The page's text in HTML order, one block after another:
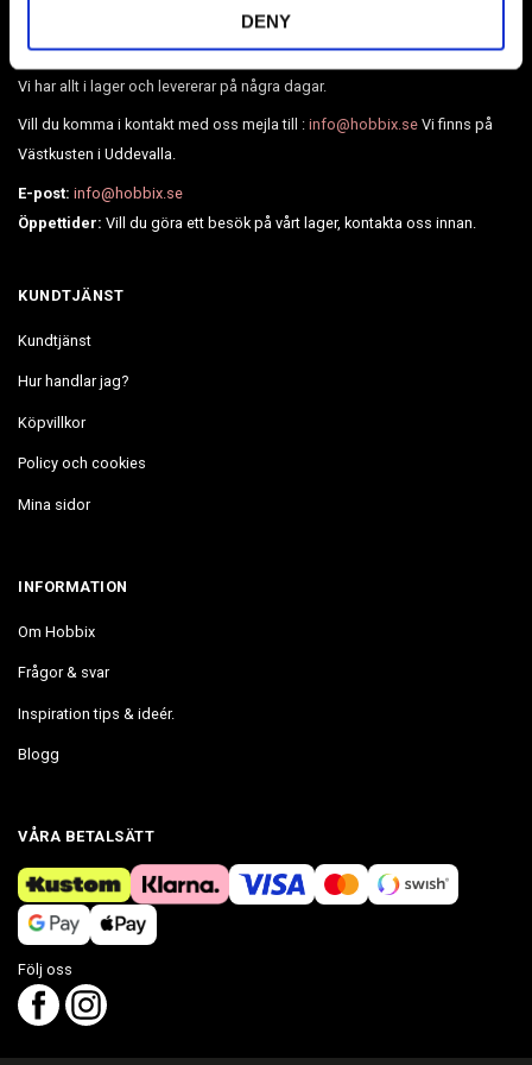
DENY
Broderier, Diamond painting, pärlor, läder, BioThane, webbing och
mycket mer.
Vi har allt i lager och levererar på några dagar.
Vill du komma i kontakt med oss mejla till :info@hobbix.se Vi finns på
Västkusten i Uddevalla.
E-post: info@hobbix.se
Öppettider: Vill du göra ett besök på vårt lager, kontakta oss innan.
KUNDTJÄNST
Kundtjänst
Hur handlar jag?
Köpvillkor
Policy och cookies
Mina sidor
INFORMATION
Om Hobbix
Frågor & svar
Inspiration tips & ideér.
Blogg
VÅRA BETALSÄTT
Följ oss